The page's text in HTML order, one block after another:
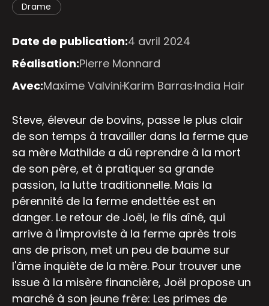
Drame
Date de publication:4 avril 2024
Réalisation:Pierre Monnard
Avec:Maxime Valvini Karim Barras India Hair
Steve, éleveur de bovins, passe le plus clair
de son temps à travailler dans la ferme que
sa mère Mathilde a dû reprendre à la mort
de son père, et à pratiquer sa grande
passion, la lutte traditionnelle. Mais la
pérennité de la ferme endettée est en
danger. Le retour de Joël, le fils aîné, qui
arrive à l'improviste à la ferme après trois
ans de prison, met un peu de baume sur
l'âme inquiète de la mère. Pour trouver une
issue à la misère financière, Joël propose un
marché à son jeune frère: Les primes de